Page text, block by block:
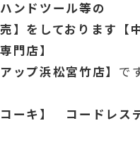
ンドツール等の
】をしております【
門店】
ップ浜松宮竹店】 で
コーキ】 コードレス